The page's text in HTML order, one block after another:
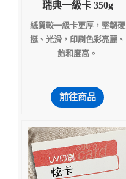
瑞典一級卡 350g
紙質較一級卡更厚，堅韌硬
挺、光滑，印刷色彩亮麗、
飽和度高。
前往商品